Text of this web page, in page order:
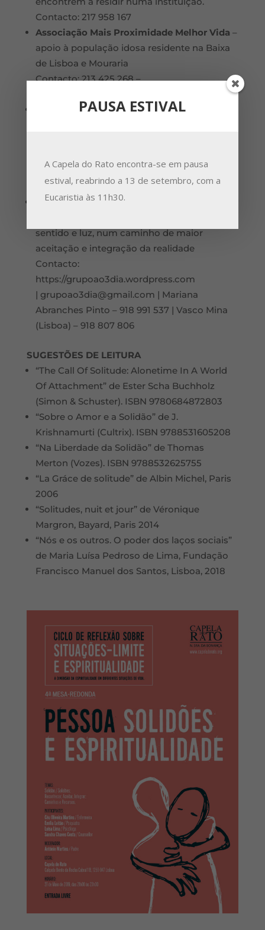
Contacto: 217 958 167
Associação Mais Proximidade Melhor Vida –
apoio à população idosa residente na Baixa
de Lisboa e Mouraria
Contacto: 213 425 268 –
Centro Social Paroquial de S. Francisco de
https://www.facebook.com/centrosocialsaofr
anciscodepaula/
Ao 3º dia – grupo de cristãos com doença
sentido e luz, num caminho de maior
aceitação e integração da realidade
Contacto:
https://grupoao3dia.wordpress.com
| grupoao3dia@gmail.com | Mariana
Abranches Pinto – 918 991 537 | Vasco Mina
(Lisboa) – 918 807 806
SUGESTÕES DE LEITURA
“The Call Of Solitude: Alonetime In A World
Of Attachment” de Ester Scha Buchholz
(Simon & Schuster). ISBN 9780684872803
“Sobre o Amor e a Solidão” de J.
Krishnamurti (Cultrix). ISBN 9788531605208
“Na Liberdade da Solidão” de Thomas
Merton (Vozes). ISBN 9788532625755
“La Gráce de solitude” de Albin Michel, Paris
2006
“Solitudes, nuit et jour” de Véronique
Margron, Bayard, Paris 2014
“Nós e os outros. O poder dos laços sociais”
de Maria Luísa Pedroso de Lima, Fundação
Francisco Manuel dos Santos, Lisboa, 2018
PAUSA ESTIVAL
A Capela do Rato encontra-se em pausa
estival, reabrindo a 13 de setembro, com a
Eucaristia às 11h30.